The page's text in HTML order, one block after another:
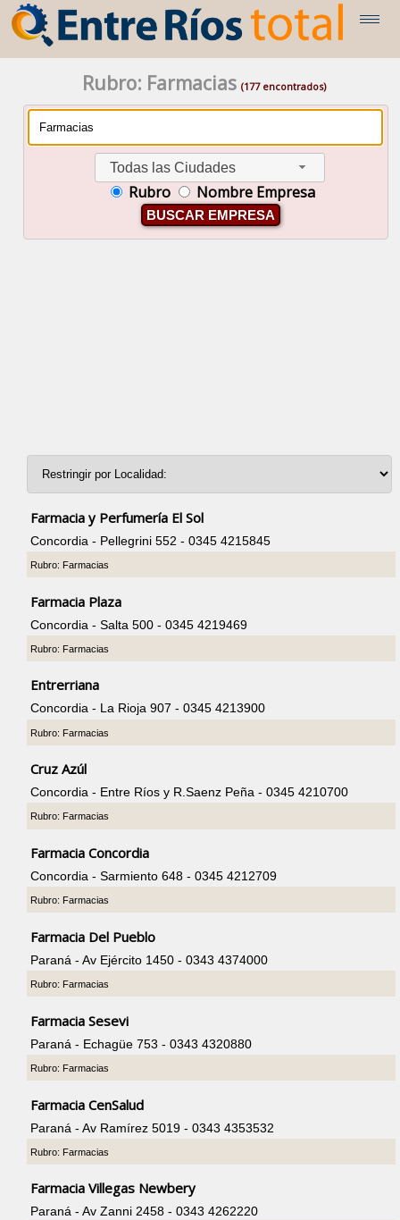
Rubro: Farmacias (177 encontrados)
Todas las Ciudades
Rubro Nombre Empresa
BUSCAR EMPRESA
Farmacia y Perfumería El Sol
Concordia - Pellegrini 552 - 0345 4215845
Rubro: Farmacias
Farmacia Plaza
Concordia - Salta 500 - 0345 4219469
Rubro: Farmacias
Entrerriana
Concordia - La Rioja 907 - 0345 4213900
Rubro: Farmacias
Cruz Azúl
Concordia - Entre Ríos y R.Saenz Peña - 0345 4210700
Rubro: Farmacias
Farmacia Concordia
Concordia - Sarmiento 648 - 0345 4212709
Rubro: Farmacias
Farmacia Del Pueblo
Paraná - Av Ejército 1450 - 0343 4374000
Rubro: Farmacias
Farmacia Sesevi
Paraná - Echagüe 753 - 0343 4320880
Rubro: Farmacias
Farmacia CenSalud
Paraná - Av Ramírez 5019 - 0343 4353532
Rubro: Farmacias
Farmacia Villegas Newbery
Paraná - Av Zanni 2458 - 0343 4262220